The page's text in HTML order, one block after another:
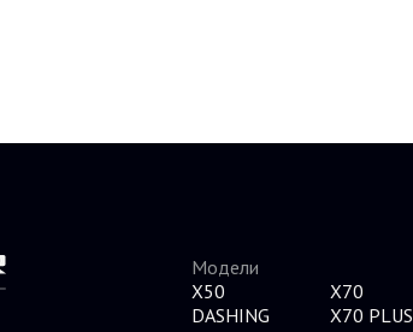
Модели
X50
X70
DASHING
X70 PLUS